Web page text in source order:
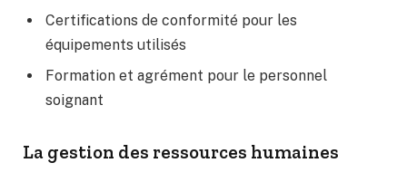
Certifications de conformité pour les
équipements utilisés
Formation et agrément pour le personnel
soignant
La gestion des ressources humaines